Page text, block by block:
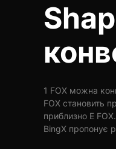
1 FOX можна
FOX становить
приблизно E
BingX пропонує